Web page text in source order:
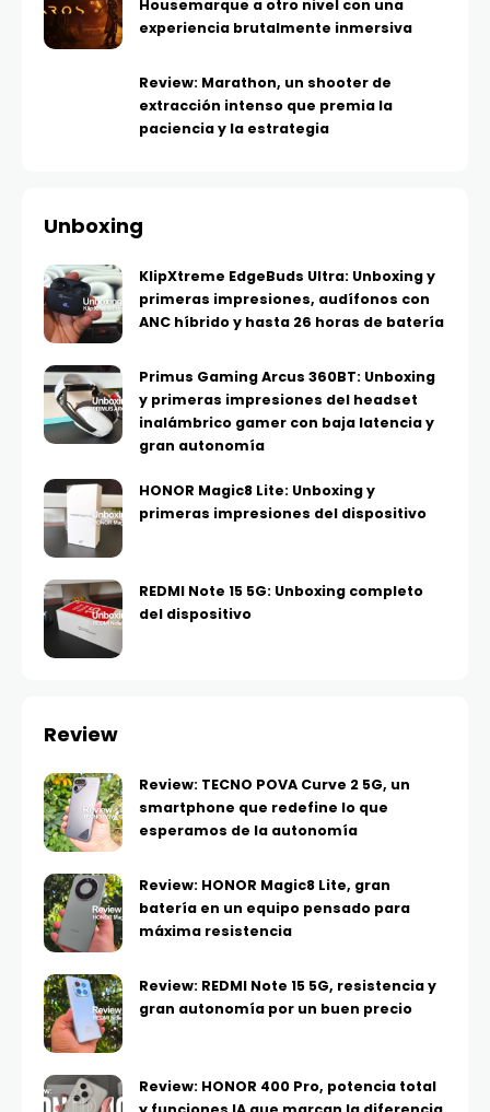
Housemarque a otro nivel con una
experiencia brutalmente inmersiva
Review: Marathon, un shooter de
extracción intenso que premia la
paciencia y la estrategia
Unboxing
KlipXtreme EdgeBuds Ultra: Unboxing y
primeras impresiones, audífonos con
ANC híbrido y hasta 26 horas de batería
Primus Gaming Arcus 360BT: Unboxing
y primeras impresiones del headset
inalámbrico gamer con baja latencia y
gran autonomía
HONOR Magic8 Lite: Unboxing y
primeras impresiones del dispositivo
REDMI Note 15 5G: Unboxing completo
del dispositivo
Review
Review: TECNO POVA Curve 2 5G, un
smartphone que redefine lo que
esperamos de la autonomía
Review: HONOR Magic8 Lite, gran
batería en un equipo pensado para
máxima resistencia
Review: REDMI Note 15 5G, resistencia y
gran autonomía por un buen precio
Review: HONOR 400 Pro, potencia total